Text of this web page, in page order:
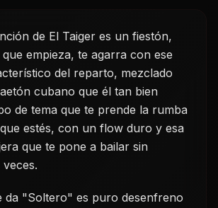
de El Taiger es un fiestón,
que empieza, te agarra con ese
del reparto, mezclado
cubano que él tan bien
de tema que te prende la rumba
estés, con un flow duro y esa
que te pone a bailar sin
da "Soltero" es puro desenfreno